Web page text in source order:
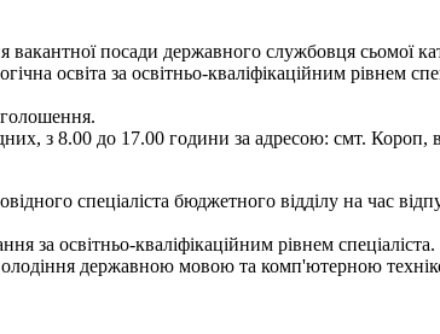
посади державного службовця сьомої
освіта за освітньо-кваліфікаційним рівнем
з 8.00 до 17.00 години за адресою: смт.
спеціаліста бюджетного відділу на час
за освітньо-кваліфікаційним рівнем
державною мовою та комп'ютерною